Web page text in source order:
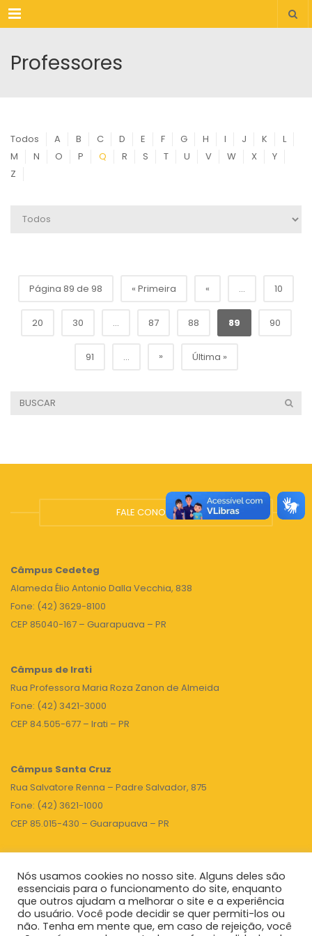
Menu
Professores
Todos A B C D E F G H I J K
L
M
N O P Q R S T U V W X
Y
Z
Página 89 de 98 « Primeira « ... 10
20 30 ... 87 88 89 90
91 ... » Última »
FALE CONOSCO
Câmpus Cedeteg
Alameda Élio Antonio Dalla Vecchia, 838
Fone: (42) 3629-8100
CEP 85040-167 – Guarapuava – PR
Câmpus de Irati
Rua Professora Maria Roza Zanon de Almeida
Fone: (42) 3421-3000
CEP 84.505-677 – Irati – PR
Câmpus Santa Cruz
Rua Salvatore Renna – Padre Salvador, 875
Fone: (42) 3621-1000
CEP 85.015-430 – Guarapuava – PR
TOPO
Unicentro |Governo do Paraná|Seti| Agenda do Reitor
Nós usamos cookies no nosso site. Alguns deles são
essenciais para o funcionamento do site, enquanto
que outros ajudam a melhorar o site e a experiência
do usuário. Você pode decidir se quer permiti-los ou
não. Tenha em mente que, em caso de rejeição, você